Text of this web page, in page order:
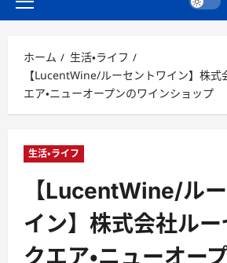
ッ
メ
メ
ニ
ュ
ー
ホーム
生活・ライフ
【LucentWine/ルーセントワイン】株式
エア・ニューオープンのワインショップ
生活・ライフ
【LucentWine/ル
イン】株式会社ル
クエア・ニューオー